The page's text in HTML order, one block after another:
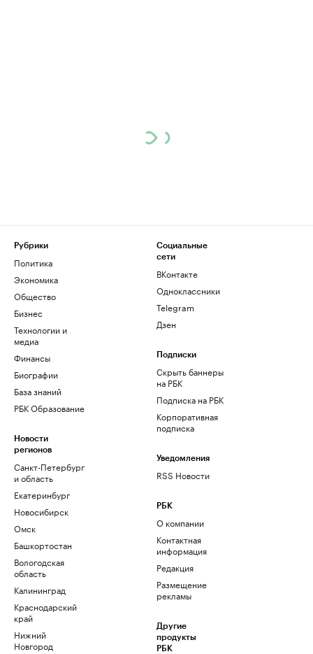
Рубрики
Политика
Экономика
Общество
Бизнес
Технологии и
медиа
Финансы
Биографии
База знаний
РБК Образование
Новости
регионов
Санкт-Петербург
и область
Екатеринбург
Новосибирск
Омск
Башкортостан
Вологодская
область
Калининград
Краснодарский
край
Нижний
Новгород
Социальные
сети
ВКонтакте
Одноклассники
Telegram
Дзен
Подписки
Скрыть баннеры
на РБК
Подписка на РБК
Корпоративная
подписка
Уведомления
RSS Новости
РБК
О компании
Контактная
информация
Редакция
Размещение
рекламы
Другие
продукты
РБК